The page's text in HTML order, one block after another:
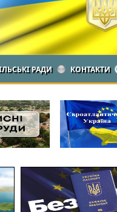
РАДИ КОНТАКТИ